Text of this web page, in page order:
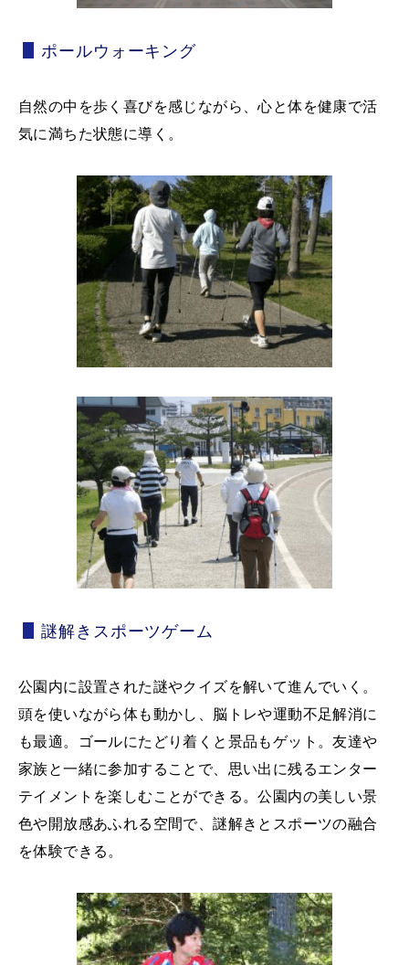
ポールウォーキング
自然の中を歩く喜びを感じながら、心と体を健康で活
気に満ちた状態に導く。
謎解きスポーツゲーム
公園内に設置された謎やクイズを解いて進んでいく。
頭を使いながら体も動かし、脳トレや運動不足解消に
も最適。ゴールにたどり着くと景品もゲット。友達や
家族と一緒に参加することで、思い出に残るエンター
テイメントを楽しむことができる。公園内の美しい景
色や開放感あふれる空間で、謎解きとスポーツの融合
を体験できる。